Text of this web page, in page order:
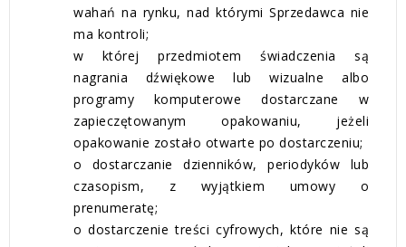
wahań na rynku, nad którymi Sprzedawca nie
ma kontroli;
w której przedmiotem świadczenia są
nagrania dźwiękowe lub wizualne albo
programy komputerowe dostarczane w
zapieczętowanym opakowaniu, jeżeli
opakowanie zostało otwarte po dostarczeniu;
o dostarczanie dzienników, periodyków lub
czasopism, z wyjątkiem umowy o
prenumeratę;
o dostarczenie treści cyfrowych, które nie są